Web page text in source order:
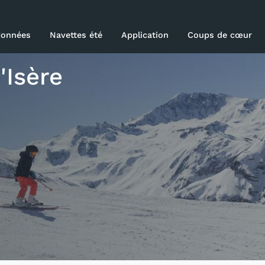
Navettes été Application Coups de cœur